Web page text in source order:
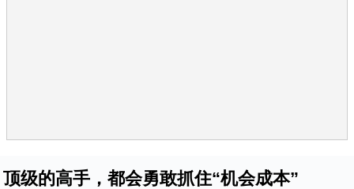
顶级的高手，都会勇敢抓住“机会成本”